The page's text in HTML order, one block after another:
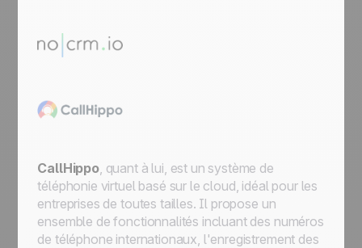
CallHippo, quant à lui, est un système de
téléphonie virtuel basé sur le cloud, idéal pour les
entreprises de toutes tailles. Il propose un
ensemble de fonctionnalités incluant des numéros
de téléphone internationaux, l'enregistrement des